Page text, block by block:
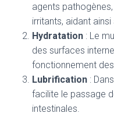
agents
irritants, aidant
Hydratation : Le
des surfaces
fonctionnement
Lubrification :
facilite le passage
intestinales.